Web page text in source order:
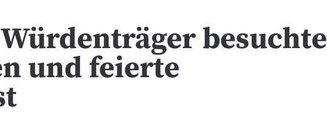
besuchte
und feierte